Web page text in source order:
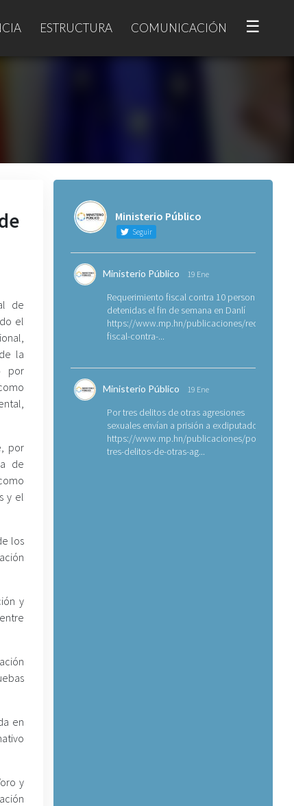
ESTRUCTURA COMUNICACIÓN ☰
de
el
la
por
por
de
y el
los
y
en
y
Ministerio Público
Seguir
Ministerio Público 19 Ene
Requerimiento fiscal contra 10 personas
detenidas el fin de semana en Danlí
https://www.mp.hn/publicaciones/
fiscal-contra-...
Ministerio Público 19 Ene
Por tres delitos de otras agresiones
sexuales envían a prisión a exdiputado
https://www.mp.hn/publicaciones/por-
tres-delitos-de-otras-ag...